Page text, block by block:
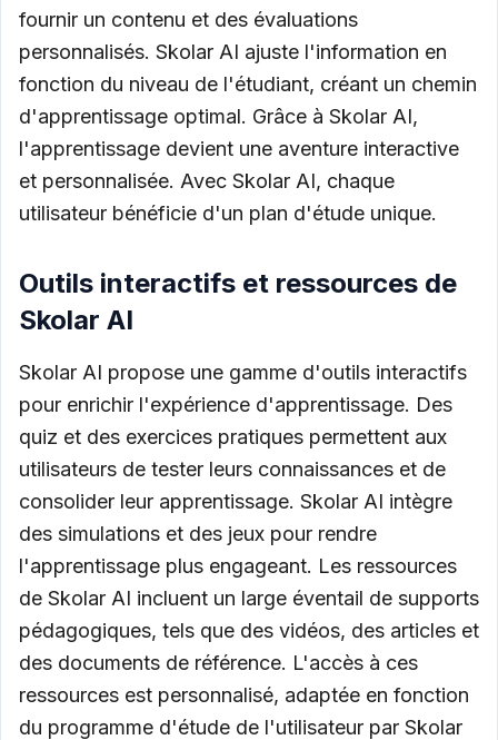
fournir un contenu et des évaluations
personnalisés. Skolar AI ajuste l'information en
fonction du niveau de l'étudiant, créant un chemin
d'apprentissage optimal. Grâce à Skolar AI,
l'apprentissage devient une aventure interactive
et personnalisée. Avec Skolar AI, chaque
utilisateur bénéficie d'un plan d'étude unique.
Outils interactifs et ressources de
Skolar AI
Skolar AI propose une gamme d'outils interactifs
pour enrichir l'expérience d'apprentissage. Des
quiz et des exercices pratiques permettent aux
utilisateurs de tester leurs connaissances et de
consolider leur apprentissage. Skolar AI intègre
des simulations et des jeux pour rendre
l'apprentissage plus engageant. Les ressources
de Skolar AI incluent un large éventail de supports
pédagogiques, tels que des vidéos, des articles et
des documents de référence. L'accès à ces
ressources est personnalisé, adaptée en fonction
du programme d'étude de l'utilisateur par Skolar